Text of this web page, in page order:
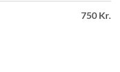
750 Kr.